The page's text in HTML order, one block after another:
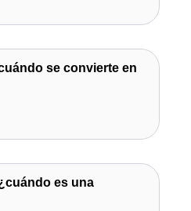
se convierte en
es una